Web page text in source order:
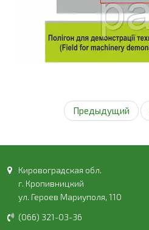
Предыдущий
Кировоградская обл.
г. Кропивницкий
ул. Героев Мариуполя, 110
(066) 321-03-36